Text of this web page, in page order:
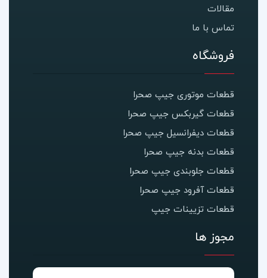
مقالات
تماس با ما
فروشگاه
قطعات موتوری جیپ صحرا
قطعات گیربکس جیپ صحرا
قطعات دیفرانسیل جیپ صحرا
قطعات بدنه جیپ صحرا
قطعات جلوبندی جیپ صحرا
قطعات آفرود جیپ صحرا
قطعات تزیینات جیپ
مجوز ها